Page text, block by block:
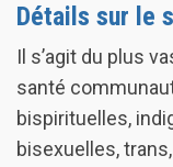
Détails sur le
Il s’agit du plus
santé
bispirituelles,
bisexuelles,